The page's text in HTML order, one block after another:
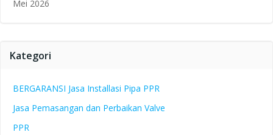
Mei 2026
Kategori
BERGARANSI Jasa Installasi Pipa PPR
Jasa Pemasangan dan Perbaikan Valve
PPR